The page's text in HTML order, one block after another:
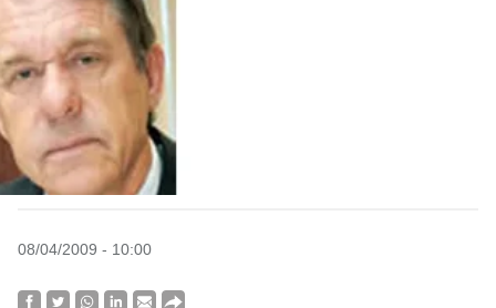
08/04/2009 - 10:00